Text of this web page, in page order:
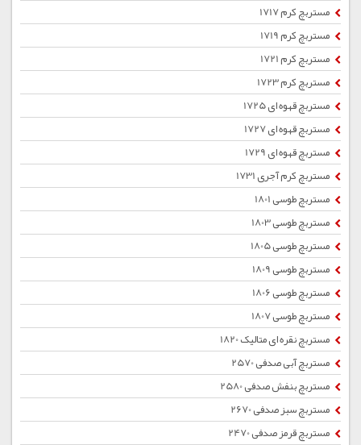
مستربچ کرم 1717
مستربچ کرم 1719
مستربچ کرم 1721
مستربچ کرم 1723
مستربچ قهوه ای 1725
مستربچ قهوه ای 1727
مستربچ قهوه ای 1729
مستربچ کرم آجری 1731
مستربچ طوسی 1801
مستربچ طوسی 1803
مستربچ طوسی 1805
مستربچ طوسی 1809
مستربچ طوسی 1806
مستربچ طوسی 1807
مستربچ نقره ای متالیک 1820
مستربچ آبی صدفی 2570
مستربچ بنفش صدفی 2580
مستربچ سبز صدفی 2670
مستربچ قرمز صدفی 2470